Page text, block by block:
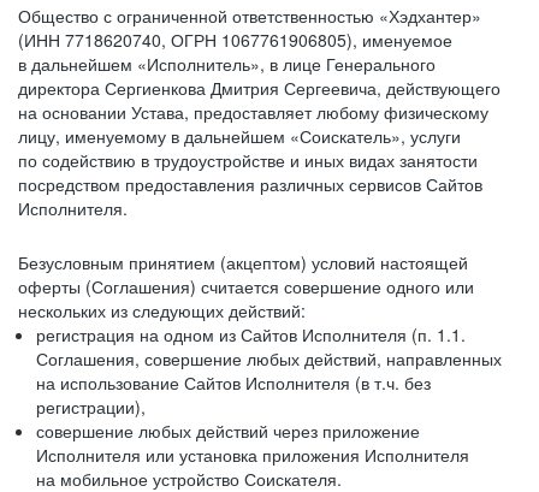
Общество с ограниченной ответственностью «Хэдхантер»
(ИНН 7718620740, ОГРН 1067761906805), именуемое
в дальнейшем «Исполнитель», в лице Генерального
директора Сергиенкова Дмитрия Сергеевича, действующего
на основании Устава, предоставляет любому физическому
лицу, именуемому в дальнейшем «Соискатель», услуги
по содействию в трудоустройстве и иных видах занятости
посредством предоставления различных сервисов Сайтов
Исполнителя.
Безусловным принятием (акцептом) условий настоящей
оферты (Соглашения) считается совершение одного или
нескольких из следующих действий:
регистрация на одном из Сайтов Исполнителя (п. 1.1.
Соглашения, совершение любых действий, направленных
на использование Сайтов Исполнителя (в т.ч. без
регистрации),
совершение любых действий через приложение
Исполнителя или установка приложения Исполнителя
на мобильное устройство Соискателя.